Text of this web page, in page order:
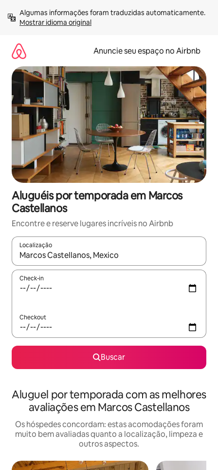
para
Mostrar idioma original
Anuncie seu espaço no Airbnb
Aluguéis por temporada em Marcos
Castellanos
Encontre e reserve lugares incríveis no Airbnb
Localização
Quando os resultados estiverem disponíveis, explore-os
Check-in
Checkout
Buscar
Aluguel por temporada com as melhores
avaliações em Marcos Castellanos
Os hóspedes concordam: estas acomodações foram
muito bem avaliadas quanto a localização, limpeza e
outros aspectos.